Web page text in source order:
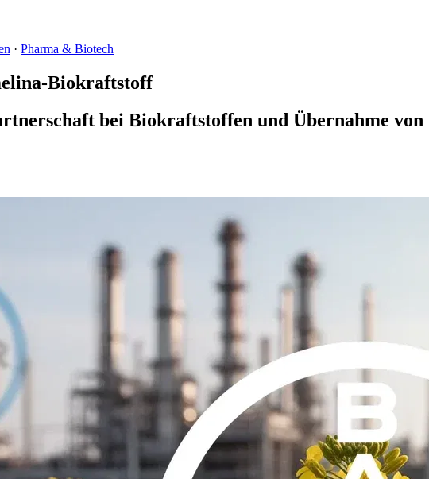
· Pharma & Biotech
Biokraftstoff
bei Biokraftstoffen und Übernahme von